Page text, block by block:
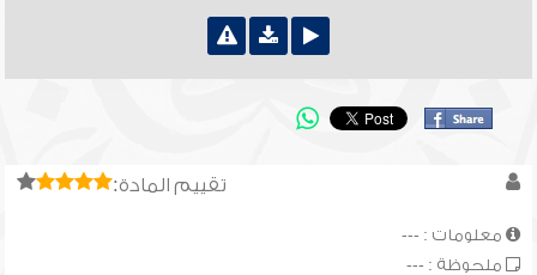
تقييم المادة:
معلومات : ---
ملحوظة : ---